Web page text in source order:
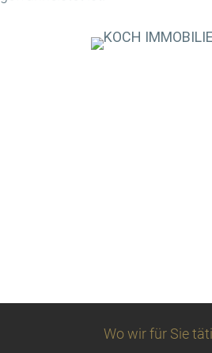
Wo wir für Sie